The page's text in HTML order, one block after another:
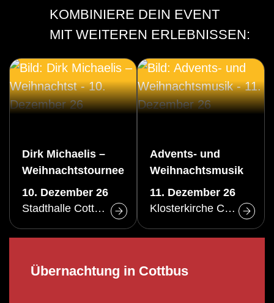
KOMBINIERE DEIN EVENT
MIT WEITEREN ERLEBNISSEN:
Dirk Michaelis –
Weihnachtstournee
2026
10. Dezember 26
Stadthalle Cottbus
Advents- und
Weihnachtsmusik
11. Dezember 26
Klosterkirche Cottbus
Übernachtung in Cottbus